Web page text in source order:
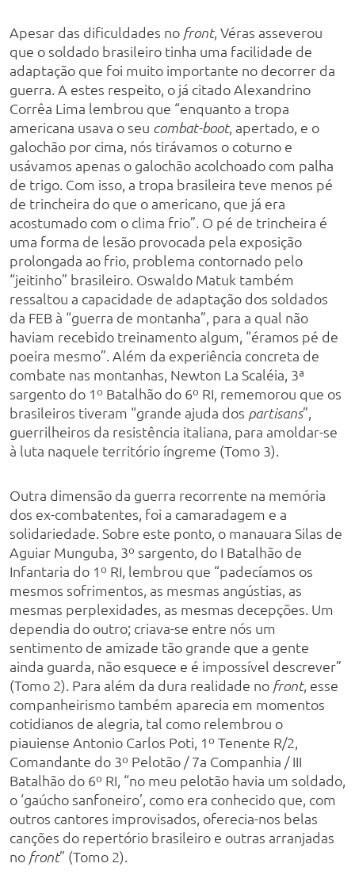
Apesar das dificuldades no front, Véras asseverou
que o soldado brasileiro tinha uma facilidade de
adaptação que foi muito importante no decorrer da
guerra. A estes respeito, o já citado Alexandrino
Corrêa Lima lembrou que “enquanto a tropa
americana usava o seu combat-boot, apertado, e o
galochão por cima, nós tirávamos o coturno e
usávamos apenas o galochão acolchoado com palha
de trigo. Com isso, a tropa brasileira teve menos pé
de trincheira do que o americano, que já era
acostumado com o clima frio”. O pé de trincheira é
uma forma de lesão provocada pela exposição
prolongada ao frio, problema contornado pelo
“jeitinho” brasileiro. Oswaldo Matuk também
ressaltou a capacidade de adaptação dos soldados
da FEB à “guerra de montanha”, para a qual não
haviam recebido treinamento algum, “éramos pé de
poeira mesmo”. Além da experiência concreta de
combate nas montanhas, Newton La Scaléia, 3ª
sargento do 1º Batalhão do 6º RI, rememorou que os
brasileiros tiveram “grande ajuda dos partisans”,
guerrilheiros da resistência italiana, para amoldar-se
à luta naquele território íngreme (Tomo 3).
Outra dimensão da guerra recorrente na memória
dos ex-combatentes, foi a camaradagem e a
solidariedade. Sobre este ponto, o manauara Silas de
Aguiar Munguba, 3º sargento, do I Batalhão de
Infantaria do 1º RI, lembrou que “padecíamos os
mesmos sofrimentos, as mesmas angústias, as
mesmas perplexidades, as mesmas decepções. Um
dependia do outro; criava-se entre nós um
sentimento de amizade tão grande que a gente
ainda guarda, não esquece e é impossível descrever”
(Tomo 2). Para além da dura realidade no front, esse
companheirismo também aparecia em momentos
cotidianos de alegria, tal como relembrou o
piauiense Antonio Carlos Poti, 1º Tenente R/2,
Comandante do 3º Pelotão / 7a Companhia / III
Batalhão do 6º RI, “no meu pelotão havia um soldado,
o ‘gaúcho sanfoneiro’, como era conhecido que, com
outros cantores improvisados, oferecia-nos belas
canções do repertório brasileiro e outras arranjadas
no front” (Tomo 2).